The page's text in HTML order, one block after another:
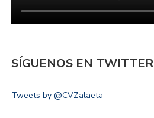
SÍGUENOS EN TWITTER
Tweets by @CVZalaeta